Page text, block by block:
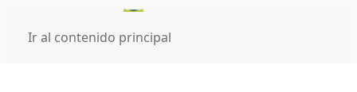
Ir al contenido principal